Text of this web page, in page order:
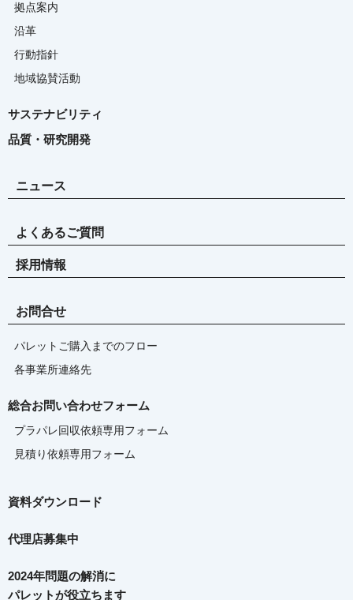
拠点案内
沿革
行動指針
地域協賛活動
サステナビリティ
品質・研究開発
ニュース
よくあるご質問
採用情報
お問合せ
パレットご購入までのフロー
各事業所連絡先
総合お問い合わせフォーム
プラパレ回収依頼専用フォーム
見積り依頼専用フォーム
資料ダウンロード
代理店募集中
2024年問題の解消に
パレットが役立ちます